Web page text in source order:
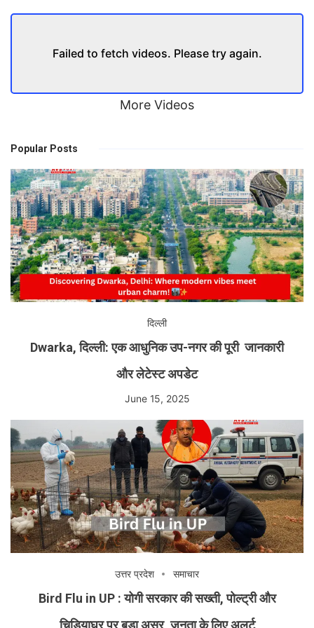
Failed to fetch videos. Please try again.
More Videos
Popular Posts
दिल्ली
Dwarka, दिल्ली: एक आधुनिक उप-नगर की पूरी जानकारी
और लेटेस्ट अपडेट
June 15, 2025
उत्तर प्रदेश समाचार
Bird Flu in UP : योगी सरकार की सख्ती, पोल्ट्री और